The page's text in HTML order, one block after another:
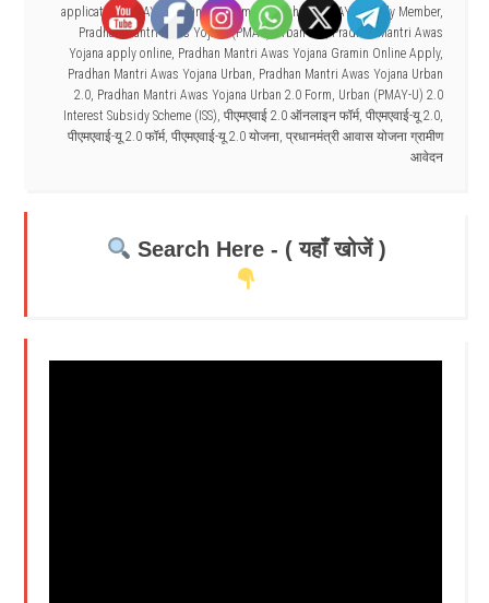
application,PMAYU 2.0 Online Form kaise bhare,PMAYU Family Member,
Pradhan Mantri Awas Yojana (PMAY)-Urban 2.0,Pradhan Mantri Awas
Yojana apply online, Pradhan Mantri Awas Yojana Gramin Online Apply,
Pradhan Mantri Awas Yojana Urban, Pradhan Mantri Awas Yojana Urban
2.0, Pradhan Mantri Awas Yojana Urban 2.0 Form, Urban (PMAY-U) 2.0
Interest Subsidy Scheme (ISS), पीएमएवाई 2.0 ऑनलाइन फॉर्म, पीएमएवाई-यू 2.0,
पीएमएवाई-यू 2.0 फॉर्म, पीएमएवाई-यू 2.0 योजना, प्रधानमंत्री आवास योजना ग्रामीण
आवेदन
Search Here - ( यहाँ खोजें )